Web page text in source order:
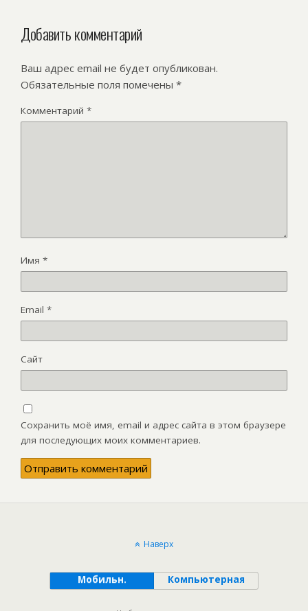
Добавить комментарий
Ваш адрес email не будет опубликован.
Обязательные поля помечены *
Комментарий *
Имя *
Email *
Сайт
Сохранить моё имя, email и адрес сайта в этом браузере
для последующих моих комментариев.
Наверх
Мобильн. Компьютерная